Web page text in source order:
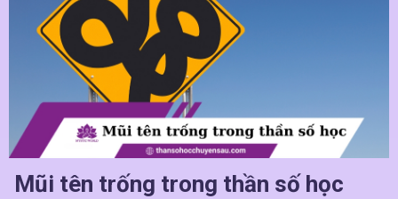
Mũi tên trống trong thần số học